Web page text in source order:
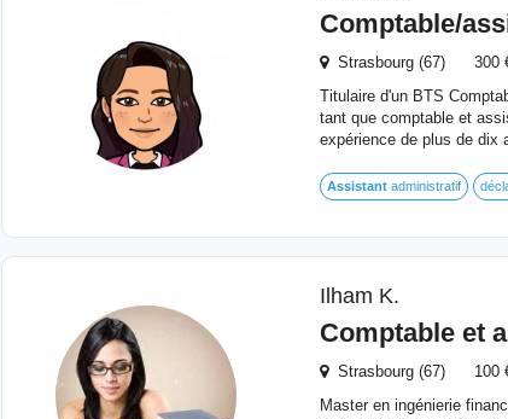
Comptable/
Strasbourg (67) 300
Titulaire d'un BTS
tant que comptable et
expérience de plus de dix
Assistantadministratif
Ilham K.
Comptable et
Strasbourg (67) 100
Master en ingénierie